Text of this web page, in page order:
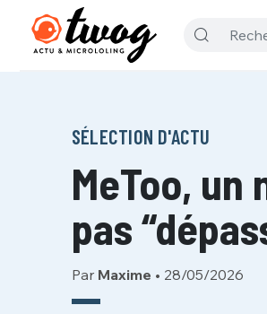
SÉLECTION D'ACTU
MeToo, un
pas
Par Maxime • 28/05/2026